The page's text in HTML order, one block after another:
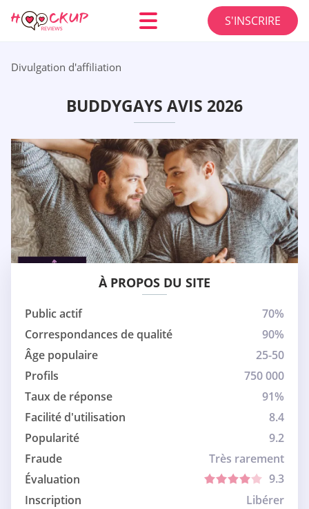
S'INSCRIRE
Divulgation d'affiliation
BUDDYGAYS AVIS 2026
À PROPOS DU SITE
Public actif
70%
Correspondances de qualité
90%
Âge populaire
25-50
Profils
750 000
Taux de réponse
91%
Facilité d'utilisation
8.4
Popularité
9.2
Fraude
Très rarement
Évaluation
9.3
Inscription
Libérer